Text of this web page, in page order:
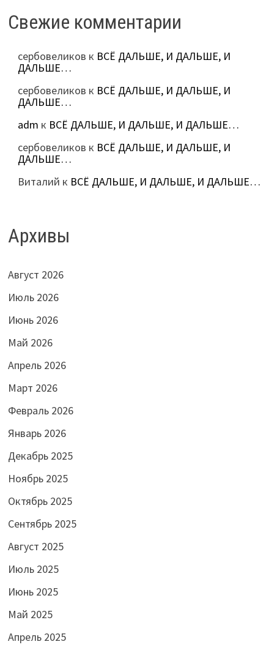
Свежие комментарии
сербовеликов к ВСЁ ДАЛЬШЕ, И ДАЛЬШЕ, И
ДАЛЬШЕ…
сербовеликов к ВСЁ ДАЛЬШЕ, И ДАЛЬШЕ, И
ДАЛЬШЕ…
adm к ВСЁ ДАЛЬШЕ, И ДАЛЬШЕ, И ДАЛЬШЕ…
сербовеликов к ВСЁ ДАЛЬШЕ, И ДАЛЬШЕ, И
ДАЛЬШЕ…
Виталий к ВСЁ ДАЛЬШЕ, И ДАЛЬШЕ, И ДАЛЬШЕ…
Архивы
Август 2026
Июль 2026
Июнь 2026
Май 2026
Апрель 2026
Март 2026
Февраль 2026
Январь 2026
Декабрь 2025
Ноябрь 2025
Октябрь 2025
Сентябрь 2025
Август 2025
Июль 2025
Июнь 2025
Май 2025
Апрель 2025